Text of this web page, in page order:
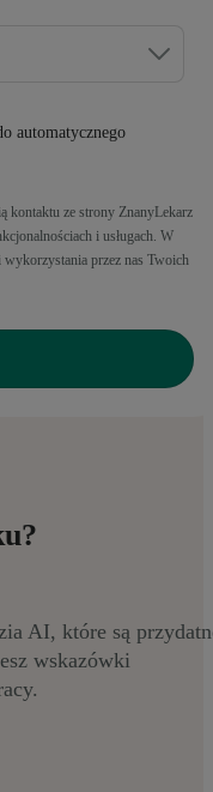
automatycznego
kontaktu ze strony ZnanyLekarz
i usługach. W
przez nas Twoich
AI, które są
wskazówki